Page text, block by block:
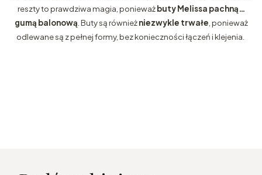
reszty to prawdziwa magia, ponieważbuty Melissa pachną…
gumą balonową. Buty są równieżniezwykle trwałe, ponieważ
odlewane są z pełnej formy, bez konieczności łączeń i klejenia.